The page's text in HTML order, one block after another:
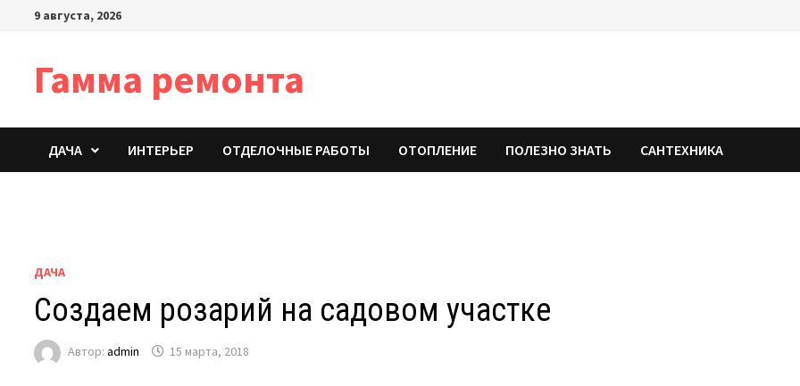
Перейти9 августа, 2026
Гамма ремонта
ДАЧА ИНТЕРЬЕР ОТДЕЛОЧНЫЕ РАБОТЫ ОТОПЛЕНИЕ ПОЛЕЗНО ЗНАТЬ САНТЕХНИКА
ДАЧА
Создаем розарий на садовом участке
Автор:admin 15 марта, 2018